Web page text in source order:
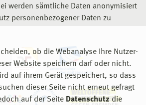
werden sämtliche Daten anonymisiert
personenbezogener Daten zu
ob die Webanalyse Ihre Nutzer-
Website speichern darf oder nicht.
auf ihrem Gerät gespeichert, so dass
dieser Seite nicht erneut gefragt
auf der Seite Datenschutz die